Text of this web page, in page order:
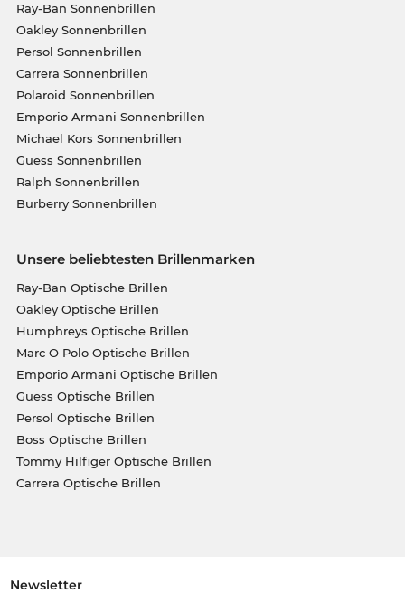
Ray-Ban Sonnenbrillen
Oakley Sonnenbrillen
Persol Sonnenbrillen
Carrera Sonnenbrillen
Polaroid Sonnenbrillen
Emporio Armani Sonnenbrillen
Michael Kors Sonnenbrillen
Guess Sonnenbrillen
Ralph Sonnenbrillen
Burberry Sonnenbrillen
Unsere beliebtesten Brillenmarken
Ray-Ban Optische Brillen
Oakley Optische Brillen
Humphreys Optische Brillen
Marc O Polo Optische Brillen
Emporio Armani Optische Brillen
Guess Optische Brillen
Persol Optische Brillen
Boss Optische Brillen
Tommy Hilfiger Optische Brillen
Carrera Optische Brillen
Newsletter